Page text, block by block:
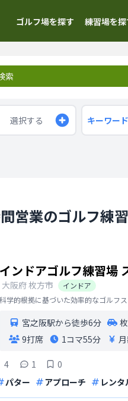
ゴルフ場を探す 練習場を探
索
選択する キーワード
営業のゴルフ練
インドアゴルフ練習場
大阪府枚方市
インドア
科学的根拠に基づいた効率的なゴルフ
宮之阪駅から徒歩6分
9打席
1コマ55分
4 1
0
パター アプローチ レン